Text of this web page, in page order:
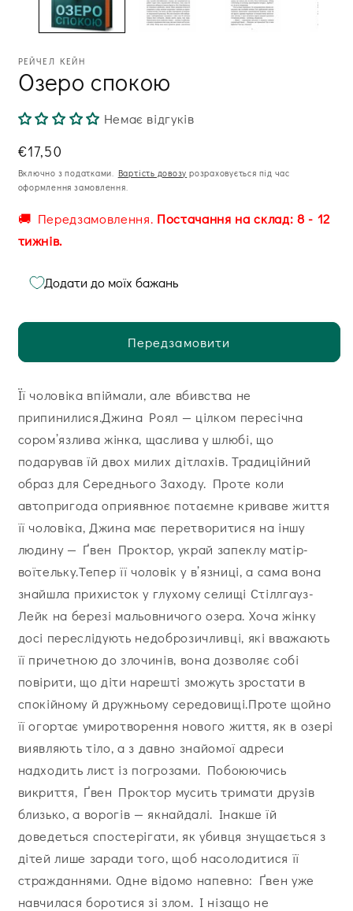
РЕЙЧЕЛ КЕЙН
Озеро спокою
Немає відгуків
Звична
ціна
€17,50
Включно з податками. Вартість довозу розраховується під час
оформлення замовлення.
🚚 Передзамовлення. Постачання на склад: 8 - 12
тижнів.
Додати до моїх бажань
Передзамовити
Її чоловіка впіймали, але вбивства не
припинилися.Джина Роял — цілком пересічна
сором’язлива жінка, щаслива у шлюбі, що
подарував їй двох милих дітлахів. Традиційний
образ для Середнього Заходу. Проте коли
автопригода оприявнює потаємне криваве життя
її чоловіка, Джина має перетворитися на іншу
людину — Ґвен Проктор, украй запеклу матір-
воїтельку.Тепер її чоловік у в’язниці, а сама вона
знайшла прихисток у глухому селищі Стіллгауз-
Лейк на березі мальовничого озера. Хоча жінку
досі переслідують недоброзичливці, які вважають
її причетною до злочинів, вона дозволяє собі
повірити, що діти нарешті зможуть зростати в
спокійному й дружньому середовищі.Проте щойно
її огортає умиротворення нового життя, як в озері
виявляють тіло, а з давно знайомої адреси
надходить лист із погрозами. Побоюючись
викриття, Ґвен Проктор мусить тримати друзів
близько, а ворогів — якнайдалі. Інакше їй
доведеться спостерігати, як убивця знущається з
дітей лише заради того, щоб насолодитися її
стражданнями. Одне відомо напевно: Ґвен уже
навчилася боротися зі злом. І нізащо не